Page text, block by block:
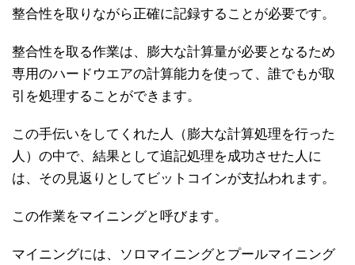
整合性を取りながら正確に記録することが必要です。
整合性を取る作業は、膨大な計算量が必要となるため
専用のハードウエアの計算能力を使って、誰でもが取
引を処理することができます。
この手伝いをしてくれた人（膨大な計算処理を行った
人）の中で、結果として追記処理を成功させた人に
は、その見返りとしてビットコインが支払われます。
この作業をマイニングと呼びます。
マイニングには、ソロマイニングとプールマイニング